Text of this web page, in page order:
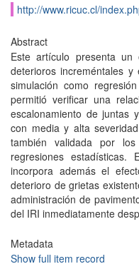
http://www.ricuc.cl/
Abstract
Este artículo presenta
deterioros increméntales
simulación como
permitió verificar una
escalonamiento de juntas
con media y alta
también validada por
regresiones estadísticas.
incorpora además el
deterioro de grietas
administración de
del IRI inmediatamente
Metadata
Show full item record